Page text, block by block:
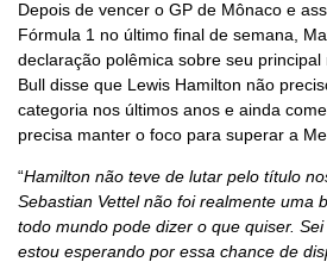
Depois de vencer o GP de Mônaco e
Fórmula 1 no último final de semana,
declaração polêmica sobre seu principal
Bull disse que Lewis Hamilton não
categoria nos últimos anos e ainda
precisa manter o foco para superar a
“Hamilton não teve de lutar pelo título
Sebastian Vettel não foi realmente uma
todo mundo pode dizer o que quiser.
estou esperando por essa chance de